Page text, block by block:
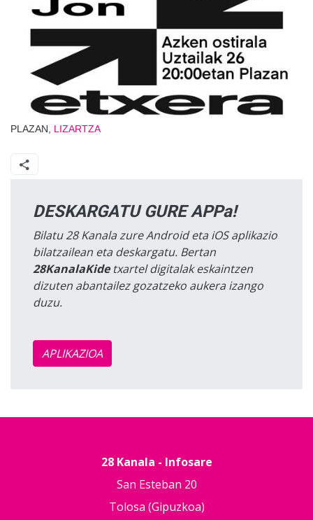
PLAZAN, LIZARTZA
DESKARGATU GURE APPa!
Bilatu 28 Kanala zure Android eta iOS aplikazio
bilatzailean eta deskargatu. Bertan
28KanalaKidetxartel digitalak eskaintzen
dizuten abantailez gozatzeko aukera izango
duzu.
APLIKAZIOA
28 Kanala - Infosare
San Esteban 20
Tolosa (Gipuzkoa)